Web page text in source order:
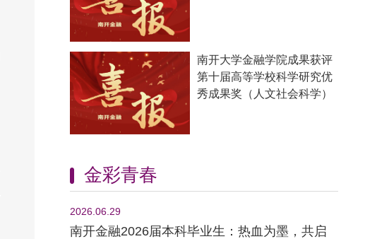
南开大学金融学院成果获评
第十届高等学校科学研究优
秀成果奖（人文社会科学）
金彩青春
2026.06.29
南开金融2026届本科毕业生：热血为墨，共启